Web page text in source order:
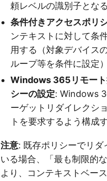
頼レベルの識別子となる
条件付きアクセスポリ
ンテキストに対して条
用する（対象デバイス
ループ等を条件に設定）
Windows 365リモート
シーの設定: Windows
ーゲットリダイレクシ
トを要求するよう構成
注意: 既存ポリシーでリ
いる場合、「最も制限的
より、コンテキストベー